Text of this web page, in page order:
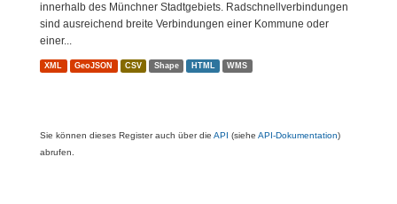
innerhalb des Münchner Stadtgebiets. Radschnellverbindungen
sind ausreichend breite Verbindungen einer Kommune oder
einer...
XML GeoJSON CSV Shape HTML WMS
Sie können dieses Register auch über die API (siehe API-Dokumentation)
abrufen.